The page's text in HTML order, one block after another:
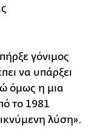
γόνιμος
να υπάρξει
όμως η μια
το 1981
λύση».